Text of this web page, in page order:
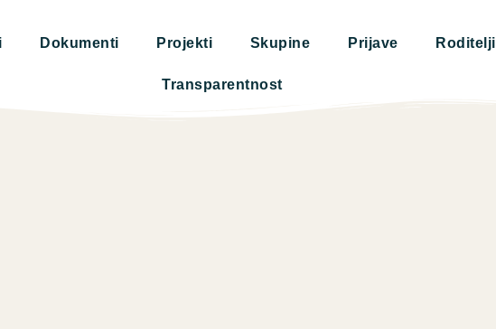
Dokumenti Projekti Skupine Prijave Roditelji
Transparentnost